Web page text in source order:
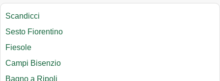
Scandicci
Sesto Fiorentino
Fiesole
Campi Bisenzio
Bagno a Ripoli